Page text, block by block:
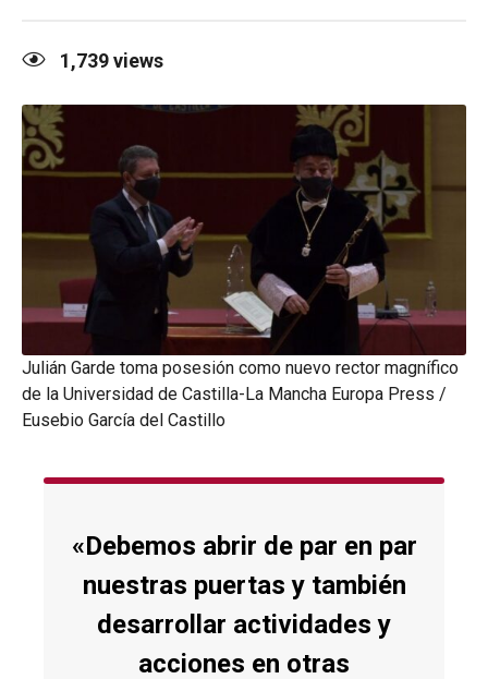
1,739views
Julián Garde toma posesión como nuevo rector magnífico
de la Universidad de Castilla-La Mancha Europa Press /
Eusebio García del Castillo
«Debemos abrir de par en par
nuestras puertas y también
desarrollar actividades y
acciones en otras